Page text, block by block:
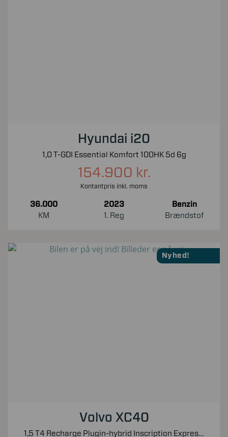
Hyundai i20
1,0 T-GDI Essential Komfort 100HK 5d 6g
154.900 kr.
Kontantpris inkl. moms
36.000
KM
2023
1. Reg
Benzin
Brændstof
Nyhed!
Volvo XC40
1,5 T4 Recharge Plugin-hybrid Inscription Expression 211HK 5d 7g Aut.